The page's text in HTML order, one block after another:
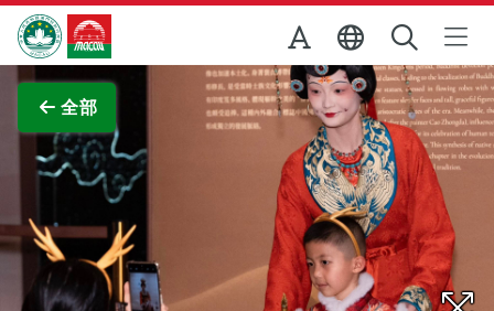
跳至主内容
澳门特别行政区政府旅游局
全部
查看原图